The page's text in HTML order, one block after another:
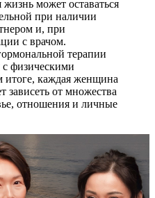
жизнь может оставаться
при наличии
и, при
с врачом.
терапии
с физическими
каждая женщина
зависеть от множества
отношения и личные